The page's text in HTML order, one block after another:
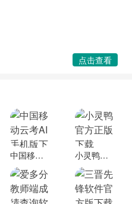
点击查看
中国移动云考AI手机版下载 小灵鸭官方正版下载